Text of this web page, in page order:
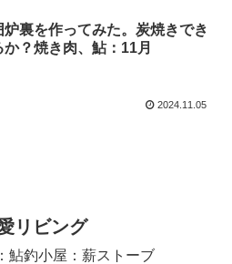
炉裏を作ってみた。炭焼きでき
か？焼き肉、鮎：11月
2024.11.05
リビング
鮎釣小屋：薪ストーブ